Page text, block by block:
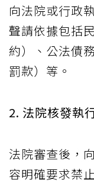
向法院或行政
聲請依據包括
約）、公法債
罰款）等。
2. 法院核發執
法院審查後，
容明確要求禁